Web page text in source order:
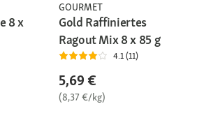
8 x
GOURMET
Gold Raffiniertes
Ragout Mix 8 x 85 g
4.1 (11)
5,69 €
(8,37 €/kg)